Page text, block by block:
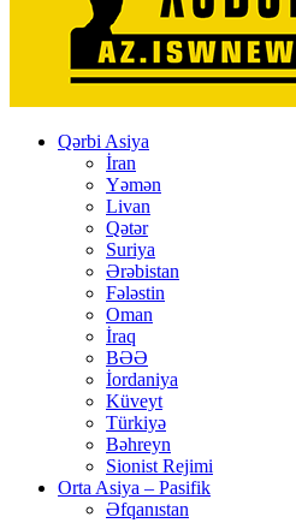
Qərbi Asiya
İran
Yəmən
Livan
Qətər
Suriya
Ərəbistan
Fələstin
Oman
İraq
BƏƏ
İordaniya
Küveyt
Türkiyə
Bəhreyn
Sionist Rejimi
Orta Asiya – Pasifik
Əfqanıstan